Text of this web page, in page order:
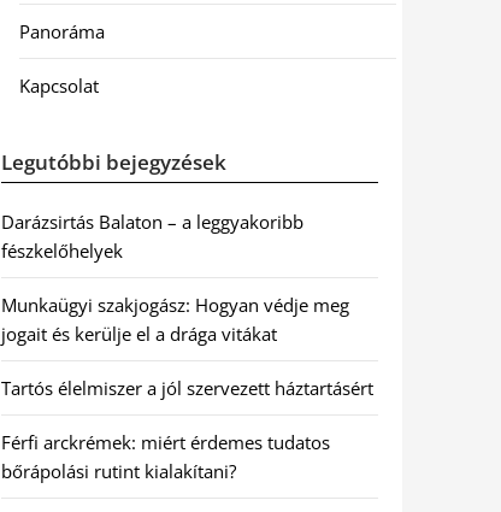
Panoráma
Kapcsolat
Legutóbbi bejegyzések
Darázsirtás Balaton – a leggyakoribb
fészkelőhelyek
Munkaügyi szakjogász: Hogyan védje meg
jogait és kerülje el a drága vitákat
Tartós élelmiszer a jól szervezett háztartásért
Férfi arckrémek: miért érdemes tudatos
bőrápolási rutint kialakítani?